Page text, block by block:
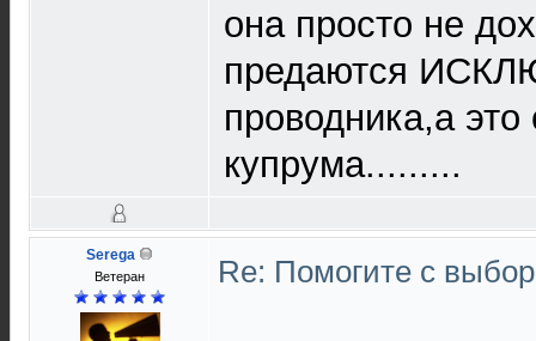
она просто не
предаются
проводника,а
купрума.........
Serega
Ветеран Re: Помогите с